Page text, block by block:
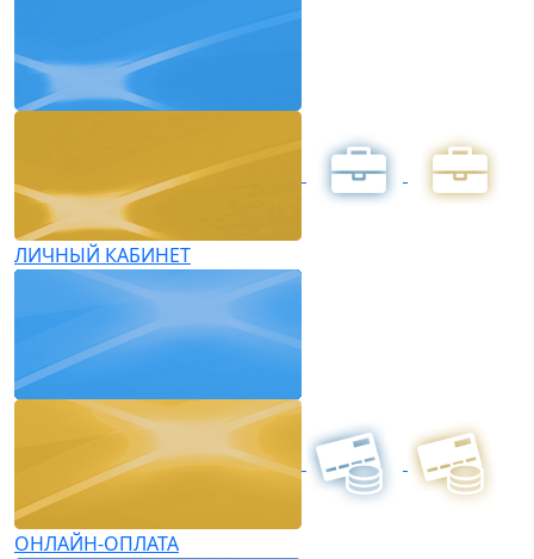
ЛИЧНЫЙ КАБИНЕТ
ОНЛАЙН-ОПЛАТА